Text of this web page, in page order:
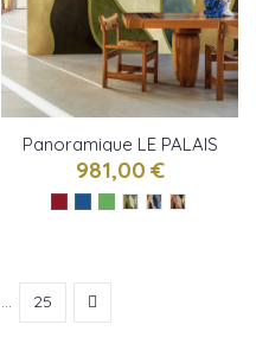
Panoramique LE PALAIS
DES VENTS de Elitis
981,00 €
… 25